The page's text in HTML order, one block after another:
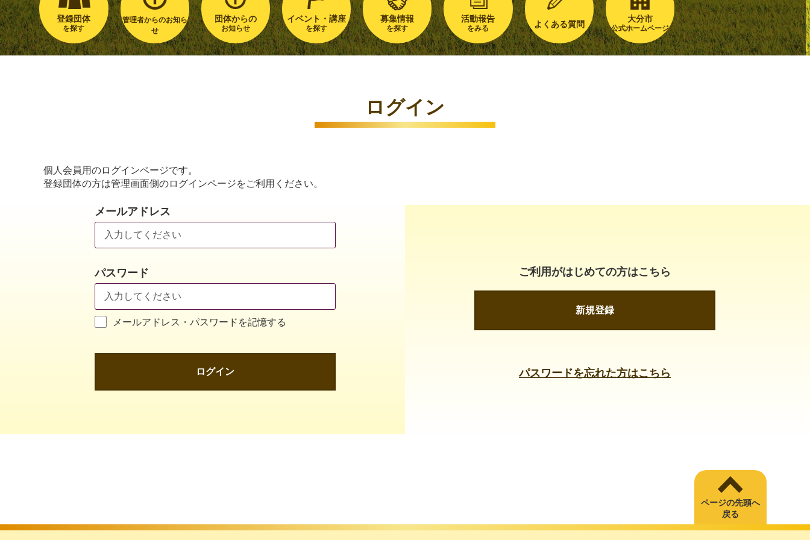
登録団体
を探す
管理者からのお知ら
せ
団体からの
お知らせ
イベント・講座
を探す
募集情報
を探す
活動報告
をみる よくある質問
大分市
公式ホームページ
ログイン
個人会員用のログインページです。
登録団体の方は管理画面側のログインページをご利用ください。
メールアドレス
パスワード
メールアドレス・パスワードを記憶する
ログイン
ご利用がはじめての方はこちら
新規登録
パスワードを忘れた方はこちら
ページの先頭へ
戻る